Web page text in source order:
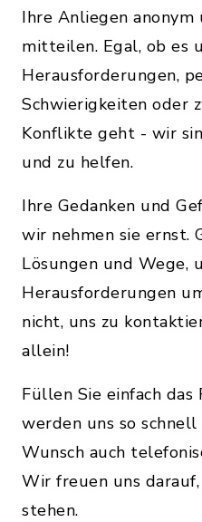
Ihre Anliegen
mitteilen. Egal, ob es
Herausforderungen,
Schwierigkeiten oder
Konflikte geht - wir
und zu helfen.
Ihre Gedanken und
wir nehmen sie ernst.
Lösungen und Wege,
Herausforderungen
nicht, uns zu
allein!
Füllen Sie einfach
werden uns so
Wunsch auch
Wir freuen uns
stehen.